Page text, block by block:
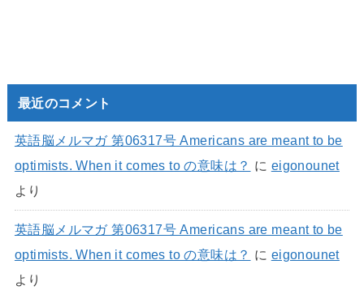
最近のコメント
英語脳メルマガ 第06317号 Americans are meant to be
optimists. When it comes to の意味は？ に eigonounet
より
英語脳メルマガ 第06317号 Americans are meant to be
optimists. When it comes to の意味は？ に eigonounet
より